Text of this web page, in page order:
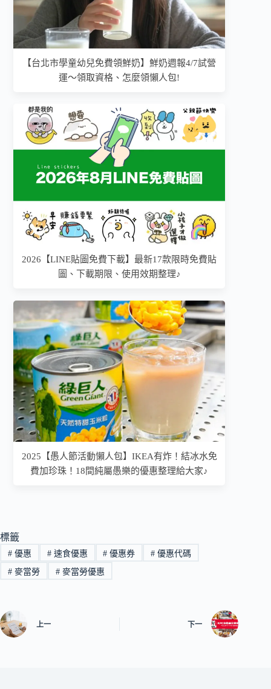
【台北市學童幼兒免費領鮮奶】鮮奶週報4/7試營
運～領取資格、怎麼領懶人包!
2026【LINE貼圖免費下載】最新17款限時免費貼
圖、下載期限、使用效期整理♪
2025【愚人節活動懶人包】IKEA有炸！結冰水免
費加珍珠！18間純屬愚樂的優惠整理給大家♪
標籤
#優惠 #速食優惠 # 優惠券 # 優惠代碼
#麥當勞 #麥當勞優惠
上一 下一